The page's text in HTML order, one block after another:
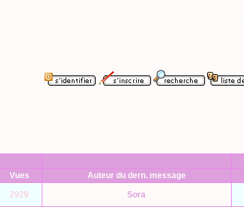
Vues Auteur du dern. message
2929 Sora